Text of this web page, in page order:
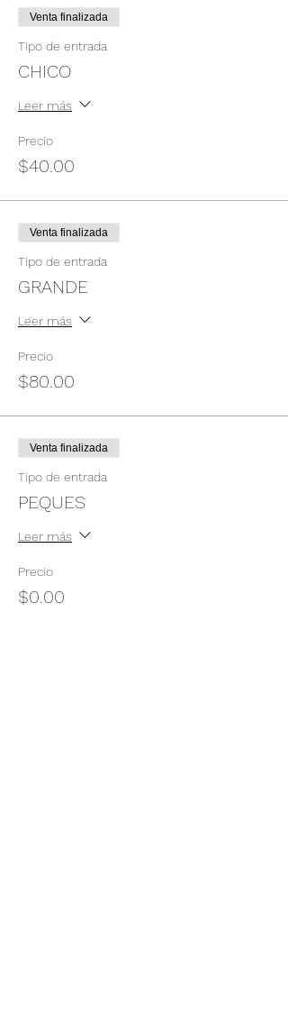
Venta finalizada
Tipo de entrada
CHICO
Leer más
Precio
$40.00
Venta finalizada
Tipo de entrada
GRANDE
Leer más
Precio
$80.00
Venta finalizada
Tipo de entrada
PEQUES
Leer más
Precio
$0.00